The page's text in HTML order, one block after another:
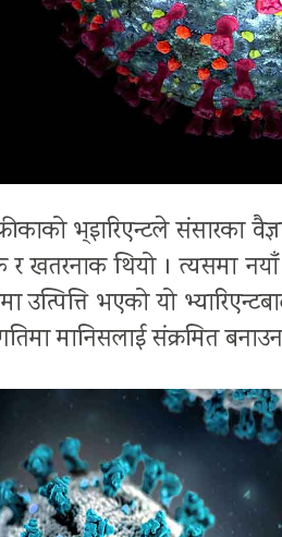
भ्इारिएन्टले संसारका
र खतरनाक थियो । त्यसमा
उत्पित्ति भएको यो
गतिमा मानिसलाई संक्रमित